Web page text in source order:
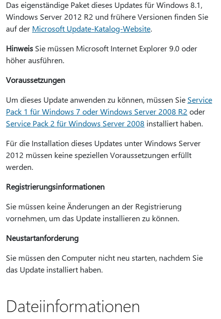
Das eigenständige Paket dieses Updates für Windows 8.1,
Windows Server 2012 R2 und frühere Versionen finden Sie
auf der Microsoft Update-Katalog-Website.
Hinweis Sie müssen Microsoft Internet Explorer 9.0 oder
höher ausführen.
Voraussetzungen
Um dieses Update anwenden zu können, müssen Sie Service
Pack 1 für Windows 7 oder Windows Server 2008 R2 oder
Service Pack 2 für Windows Server 2008 installiert haben.
Für die Installation dieses Updates unter Windows Server
2012 müssen keine speziellen Voraussetzungen erfüllt
werden.
Registrierungsinformationen
Sie müssen keine Änderungen an der Registrierung
vornehmen, um das Update installieren zu können.
Neustartanforderung
Sie müssen den Computer nicht neu starten, nachdem Sie
das Update installiert haben.
Dateiinformationen